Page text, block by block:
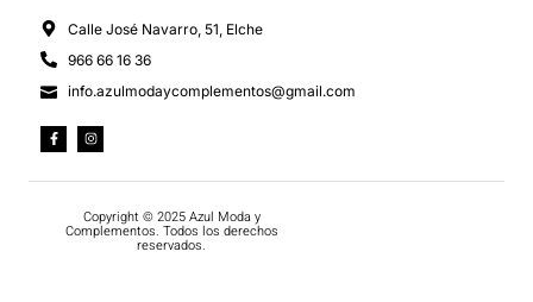
Calle José Navarro, 51, Elche
966 66 16 36
info.azulmodaycomplementos@gmail.com
Copyright © 2025 Azul Moda y
Complementos. Todos los derechos
reservados.